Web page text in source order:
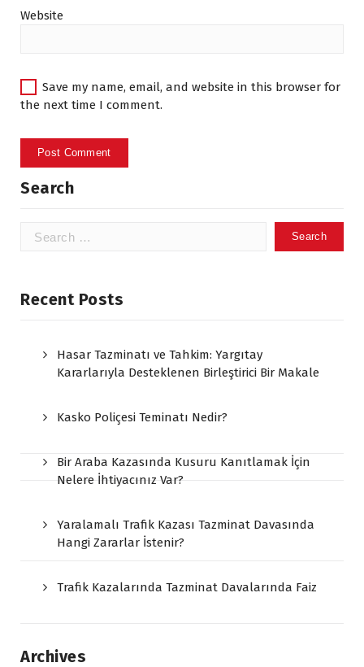
Website
Save my name, email, and website in this browser for
the next time I comment.
Search
Search
Recent Posts
Hasar Tazminatı ve Tahkim: Yargıtay
Kararlarıyla Desteklenen Birleştirici Bir Makale
Kasko Poliçesi Teminatı Nedir?
Bir Araba Kazasında Kusuru Kanıtlamak İçin
Nelere İhtiyacınız Var?
Yaralamalı Trafik Kazası Tazminat Davasında
Hangi Zararlar İstenir?
Trafik Kazalarında Tazminat Davalarında Faiz
Archives